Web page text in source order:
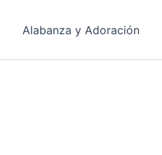
Alabanza y Adoración